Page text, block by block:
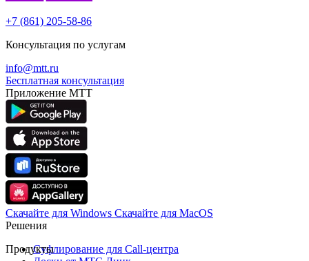
+7 (861) 205-58-86
Консультация по услугам
info@mtt.ru
Бесплатная консультация
Приложение МТТ
Скачайте для Windows Cкачайте для MacOS
Решения
Суфлирование для Call‑центра
Продукты